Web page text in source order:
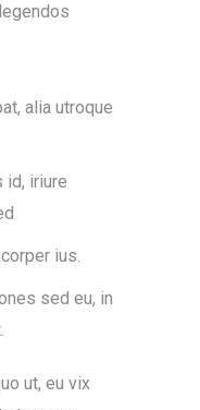
alia utroque
id, iriure
ius.
sed eu, in
ut, eu vix